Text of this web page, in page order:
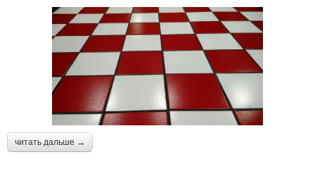
читать дальше →